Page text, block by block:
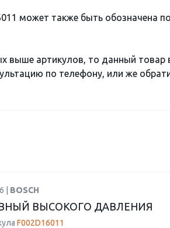
может также быть обозначена
выше артикулов, то данный
по телефону, или же
| BOSCH
ВЫСОКОГО ДАВЛЕНИЯ
F002D16011